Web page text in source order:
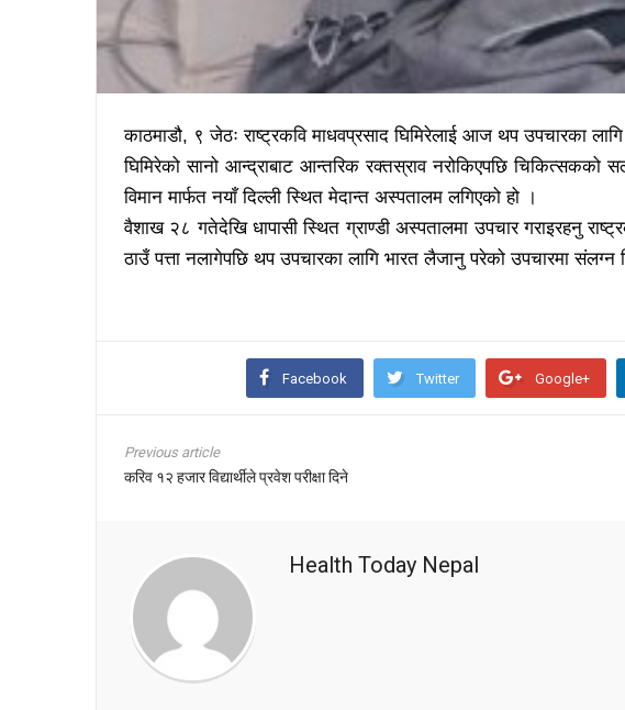
काठमाडौ, ९ जेठः राष्ट्रकवि माधवप्रसाद घिमिरेलाई आज थप उपचारका
घिमिरेको सानो आन्द्राबाट आन्तरिक रक्तस्राव नरोकिएपछि चिकित्सकको
विमान मार्फत नयाँ दिल्ली स्थित मेदान्त अस्पतालम लगिएको हो ।
वैशाख २८ गतेदेखि धापासी स्थित ग्राण्डी अस्पतालमा उपचार गराइरहनु
ठाउँ पत्ता नलागेपछि थप उपचारका लागि भारत लैजानु परेको उपचारमा
Facebook Twitter Google+
Previous article
करिव १२ हजार विद्यार्थीले प्रवेश परीक्षा दिने
Health Today Nepal